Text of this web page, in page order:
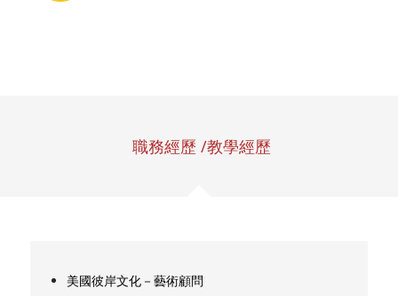
職務經歷 /教學經歷
美國彼岸文化－藝術顧問